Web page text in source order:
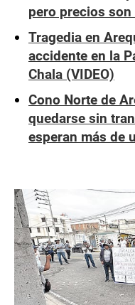
pero precios son
Tragedia en
accidente en la
Chala (VIDEO)
Cono Norte de
quedarse sin
esperan más de